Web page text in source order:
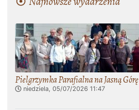
Pielgrzymka Parafialna na Jasną Górę
niedziela, 05/07/2026 11:47